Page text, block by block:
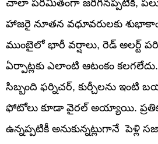
చాలా పరిమితంగా జరిగినప్పటికీ,
హాజరై నూతన వధూవరులకు
ముంబైలో భారీ వర్షాలు, రెడ్ అలర్ట్
ఏర్పాట్లకు ఎలాంటి ఆటంకం కలగలేదు.
సిబ్బంది ఫర్నిచర్, కుర్చీలను ఇంటి
ఫోటోలు కూడా వైరల్ అయ్యాయి.
ఉన్నప్పటికీ అనుకున్నట్లుగానే పెళ్లి